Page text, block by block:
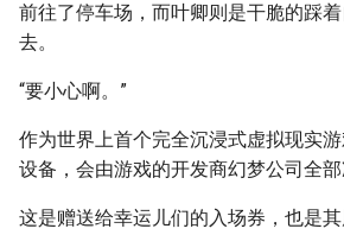
前往了停车场，而叶卿则是干脆的踩
去。
“要小心啊。”
作为世界上首个完全沉浸式虚拟现实
设备，会由游戏的开发商幻梦公司全部
这是赠送给幸运儿们的入场券，也是